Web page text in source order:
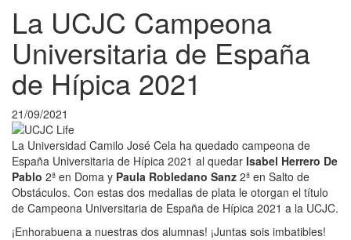
La UCJC Campeona
Universitaria de España
de Hípica 2021
21/09/2021
La Universidad Camilo José Cela ha quedado campeona de
España Universitaria de Hípica 2021 al quedar Isabel Herrero De
Pablo 2ª en Doma y Paula Robledano Sanz 2ª en Salto de
Obstáculos. Con estas dos medallas de plata le otorgan el título
de Campeona Universitaria de España de Hípica 2021 a la UCJC.
¡Enhorabuena a nuestras dos alumnas! ¡Juntas sois imbatibles!